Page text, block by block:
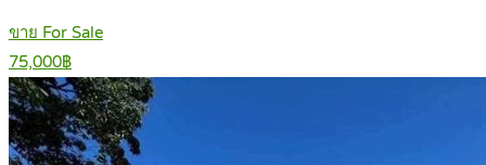
ขาย For Sale
75,000฿